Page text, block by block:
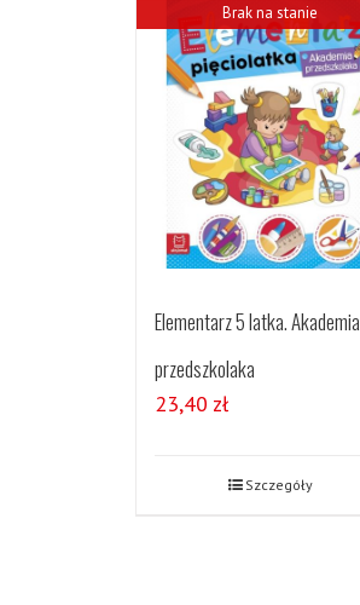
Brak na stanie
Elementarz 5 latka. Akademia
przedszkolaka
23,40 zł
Szczegóły